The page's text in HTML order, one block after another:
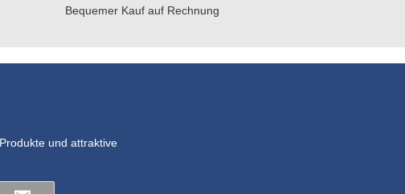
Bequemer Kauf auf Rechnung
und attraktive